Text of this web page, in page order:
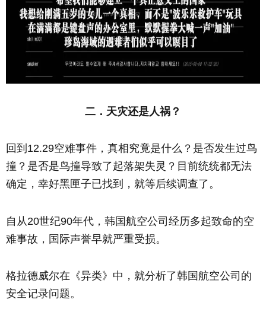
二．天灾还是人祸？
回到12.29空难事件，真相究竟是什么？是否发生过鸟
撞？是否是鸟撞导致了起落架失灵？目前统统都无法
确定，幸好黑匣子已找到，就等后续调查了。
自从20世纪90年代，韩国航空公司经历多起致命的空
难事故，国际声誉早就严重受损。
格拉德威尔在《异类》中，就分析了韩国航空公司的
安全记录问题。